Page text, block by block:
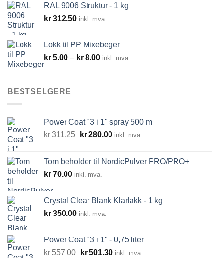
RAL 9006 Struktur - 1 kg
kr312.50 inkl. mva.
Lokk til PP Mixebeger
kr5.00 – kr8.00Prisområde:
inkl. mva.
BESTSELGERE
Power Coat "3 i 1" spray 500 ml
kr311.25 Opprinnelig
kr311.25.
kr280.00Nåværende
kr280.00.
inkl. mva.
Tom beholder til NordicPulver PRO/PRO+
kr70.00 inkl. mva.
Crystal Clear Blank Klarlakk - 1 kg
kr350.00 inkl. mva.
Power Coat "3 i 1" - 0,75 liter
kr557.00 Opprinnelig
kr501.30Nåværende
inkl. mva.